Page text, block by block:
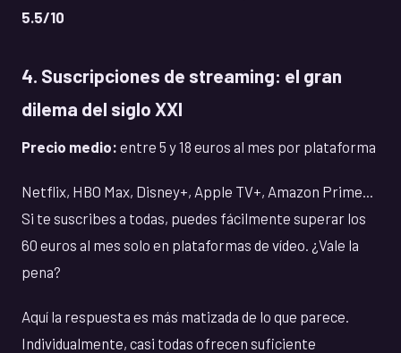
5.5/10
4. Suscripciones de streaming: el gran
dilema del siglo XXI
Precio medio: entre 5 y 18 euros al mes por plataforma
Netflix, HBO Max, Disney+, Apple TV+, Amazon Prime...
Si te suscribes a todas, puedes fácilmente superar los
60 euros al mes solo en plataformas de vídeo. ¿Vale la
pena?
Aquí la respuesta es más matizada de lo que parece.
Individualmente, casi todas ofrecen suficiente